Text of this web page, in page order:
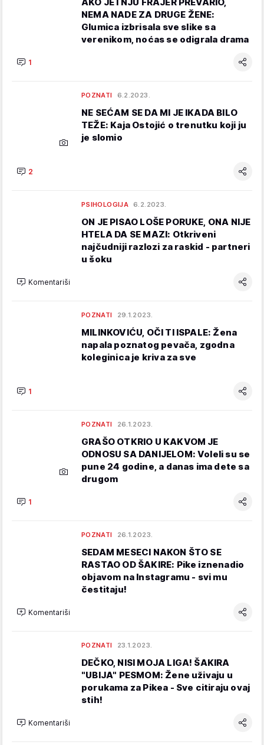
NEMA NADE ZA DRUGE ŽENE:
Glumica izbrisala sve slike sa
verenikom, noćas se odigrala drama
1
POZNATI 6.2.2023.
NE SEĆAM SE DA MI JE IKADA BILO
TEŽE: Kaja Ostojić o trenutku koji ju
je slomio
2
PSIHOLOGIJA 6.2.2023.
ON JE PISAO LOŠE PORUKE, ONA NIJE
HTELA DA SE MAZI: Otkriveni
najčudniji razlozi za raskid - partneri
u šoku
Komentariši
POZNATI 29.1.2023.
MILINKOVIĆU, OČI TI ISPALE: Žena
napala poznatog pevača, zgodna
koleginica je kriva za sve
1
POZNATI 26.1.2023.
GRAŠO OTKRIO U KAKVOM JE
ODNOSU SA DANIJELOM: Voleli su se
pune 24 godine, a danas ima dete sa
drugom
1
POZNATI 26.1.2023.
SEDAM MESECI NAKON ŠTO SE
RASTAO OD ŠAKIRE: Pike iznenadio
objavom na Instagramu - svi mu
čestitaju!
Komentariši
POZNATI 23.1.2023.
DEČKO, NISI MOJA LIGA! ŠAKIRA
"UBIJA" PESMOM: Žene uživaju u
porukama za Pikea - Sve citiraju ovaj
stih!
Komentariši